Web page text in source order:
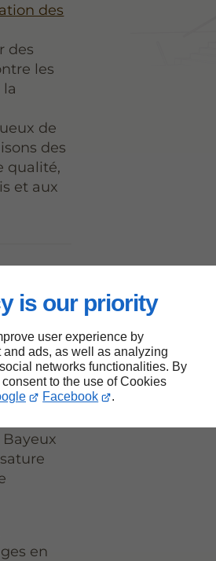
is our priority
user experience by
ads, as well as analyzing
networks functionalities. By
to the use of Cookies
Facebook .
des
des
les
de
des
qualité,
et aux
en